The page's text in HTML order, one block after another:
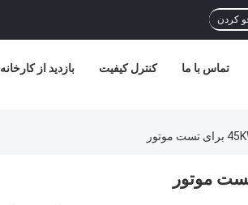
کردن
بازدید از کارخانه کنترل کیفیت تماس با ما